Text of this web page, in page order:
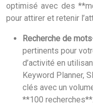
optimisé avec des
pour attirer et retenir
Recherche de
pertinents pour
d’activité en
Keyword Planner,
clés avec un
**100 recherches**.